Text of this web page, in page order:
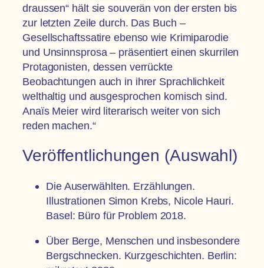
draussen“ hält sie souverän von der ersten bis
zur letzten Zeile durch. Das Buch –
Gesellschaftssatire ebenso wie Krimiparodie
und Unsinnsprosa – präsentiert einen skurrilen
Protagonisten, dessen verrückte
Beobachtungen auch in ihrer Sprachlichkeit
welthaltig und ausgesprochen komisch sind.
Anaïs Meier wird literarisch weiter von sich
reden machen.“
Veröffentlichungen (Auswahl)
Die Auserwählten. Erzählungen.
Illustrationen Simon Krebs, Nicole Hauri.
Basel: Büro für Problem 2018.
Über Berge, Menschen und insbesondere
Bergschnecken. Kurzgeschichten. Berlin: